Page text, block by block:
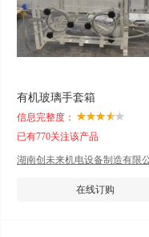
有机玻璃手套箱
信息完整度：
已有770关注该产品
湖南创未来机电设备制造有限
在线订购